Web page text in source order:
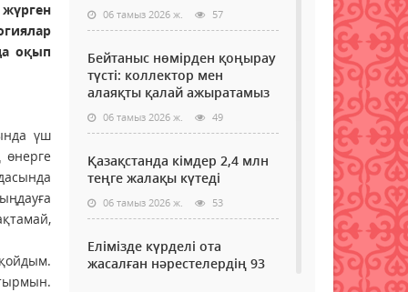
оқып
үш
06 тамыз 2026 ж. 57
Бейтаныс нөмірден қоңырау
түсті: коллектор мен
алаяқты қалай ажыратамыз
06 тамыз 2026 ж. 49
Қазақстанда кімдер 2,4 млн
теңге жалақы күтеді
06 тамыз 2026 ж. 53
Елімізде күрделі ота
жасалған нәрестелердің 93